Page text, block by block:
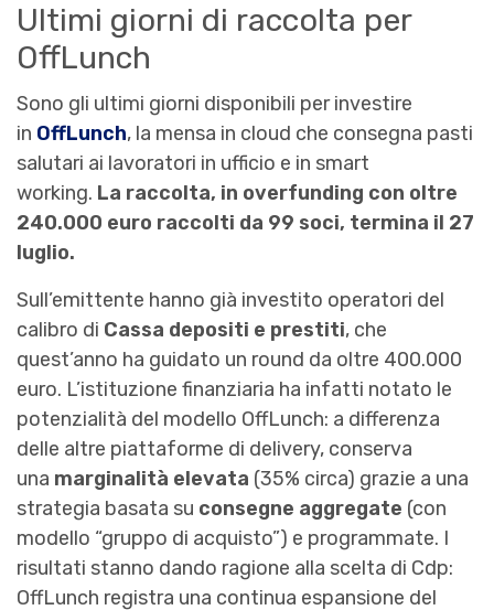
Ultimi giorni di raccolta per
OffLunch
Sono gli ultimi giorni disponibili per investire
in OffLunch, la mensa in cloud che consegna pasti
salutari ai lavoratori in ufficio e in smart
working. La raccolta, in overfunding con oltre
240.000 euro raccolti da 99 soci, termina il 27
luglio.
Sull’emittente hanno già investito operatori del
calibro di Cassa depositi e prestiti, che
quest’anno ha guidato un round da oltre 400.000
euro. L’istituzione finanziaria ha infatti notato le
potenzialità del modello OffLunch: a differenza
delle altre piattaforme di delivery, conserva
una marginalità elevata (35% circa) grazie a una
strategia basata su consegne aggregate (con
modello “gruppo di acquisto”) e programmate. I
risultati stanno dando ragione alla scelta di Cdp:
OffLunch registra una continua espansione del